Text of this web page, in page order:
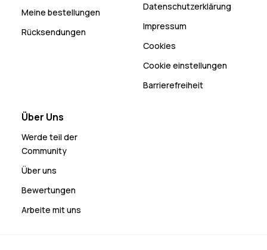
Meine bestellungen
Rücksendungen
Datenschutzerklärung
Impressum
Cookies
Cookie einstellungen
Barrierefreiheit
Über Uns
Werde teil der
Community
Über uns
Bewertungen
Arbeite mit uns